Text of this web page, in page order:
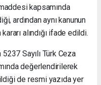
kapsamında
ardından aynı kanunun
alındığı ifade edildi.
5237 Sayılı Türk Ceza
değerlendirilerek
de resmi yazıda yer